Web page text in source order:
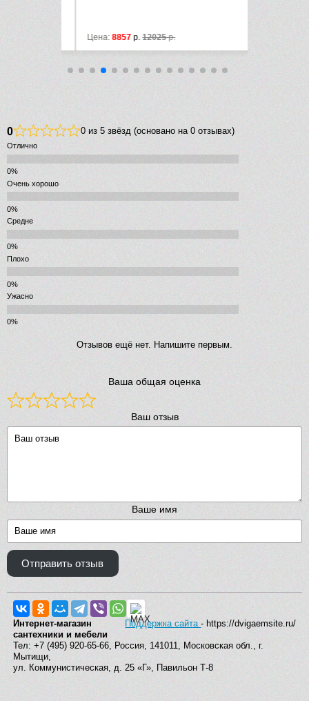
Цена:8857р.12025р.
0 0 из 5 звёзд (основано на 0 отзывах)
Отлично
Очень хорошо
Средне
Плохо
Ужасно
Отзывов ещё нет. Напишите первым.
Ваша общая оценка
Ваш отзыв
Ваше имя
Отправить отзыв
Поддержка сайта- https://dvigaemsite.ru/
Интернет-магазин
сантехники и мебели
Тел: +7 (495) 920-65-66, Россия, 141011, Московская обл., г.
Мытищи,
ул. Коммунистическая, д. 25 «Г», Павильон Т-8